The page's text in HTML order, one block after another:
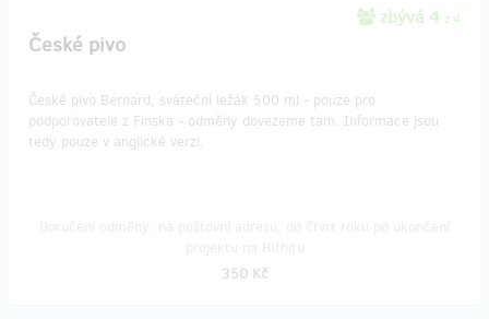
zbývá 4 z 4
České pivo
České pivo Bernard, sváteční ležák 500 ml - pouze pro
podporovatele z Finska - odměny dovezeme tam. Informace jsou
tedy pouze v anglické verzi.
350 Kč